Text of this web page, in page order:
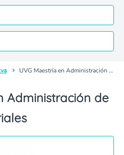
UVG Maestría en Administración de Procesos Industriales
Administración de